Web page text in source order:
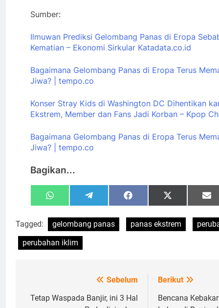
Sumber:
Ilmuwan Prediksi Gelombang Panas di Eropa
Kematian – Ekonomi Sirkular Katadata.co.id
Bagaimana Gelombang Panas di Eropa Terus
Jiwa? | tempo.co
Konser Stray Kids di Washington DC Dihentikan
Ekstrem, Member dan Fans Jadi Korban – Kpop
Bagaimana Gelombang Panas di Eropa Terus
Jiwa? | tempo.co
Bagikan...
Share
on
WhatsAppShare
on
Telegram Share
on
Facebook Share
on
X
(Twitter)
on
Tagged: gelombang panas panas ekstrem
perubahan iklim
pos
Sebelum
Tetap Waspada Banjir, ini 3 Hal
Berikut
Bencana